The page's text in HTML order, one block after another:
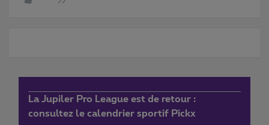
La Jupiler Pro League est de retour :
consultez le calendrier sportif Pickx